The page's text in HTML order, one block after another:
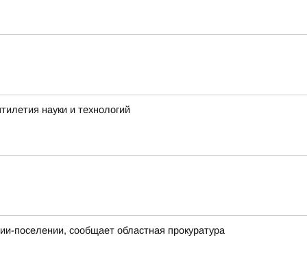
науки и технологий
поселении, сообщает областная прокуратура